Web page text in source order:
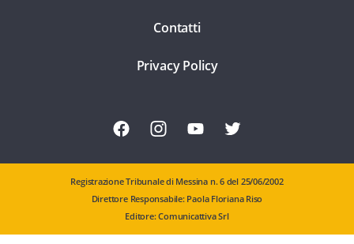
Contatti
Privacy Policy
Registrazione Tribunale di Messina n. 6 del 25/06/2002
Direttore Responsabile: Paola Floriana Riso
Editore: Comunicattiva Srl